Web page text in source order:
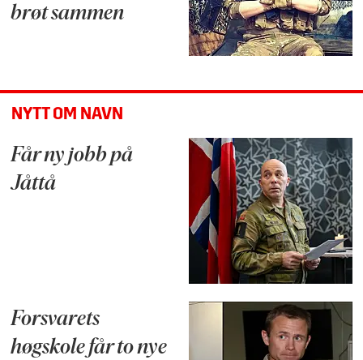
brøt sammen
NYTT OM NAVN
Får ny jobb på
Jåttå
Forsvarets
høgskole får to nye